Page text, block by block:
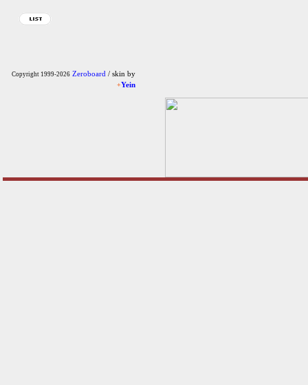
Copyright 1999-2026 Zeroboard / skin by
+Yein